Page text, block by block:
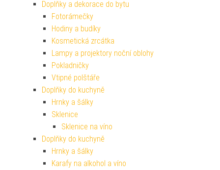
Doplňky a dekorace do bytu
Fotorámečky
Hodiny a budíky
Kosmetická zrcátka
Lampy a projektory noční oblohy
Pokladničky
Vtipné polštáře
Doplňky do kuchyně
Hrnky a šálky
Sklenice
Sklenice na víno
Doplňky do kuchyně
Hrnky a šálky
Karafy na alkohol a víno